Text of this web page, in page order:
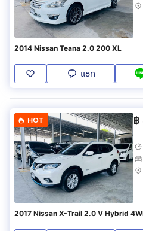
2014 Nissan Teana 2.0 200 XL
แชท
HOT ฿
2017 Nissan X-Trail 2.0 V Hybrid